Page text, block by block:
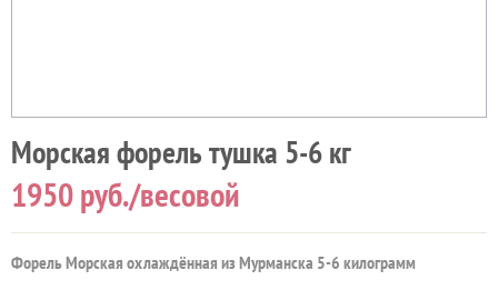
Морская форель тушка 5-6 кг
1950руб./весовой
Форель Морская охлаждённая из Мурманска 5-6 килограмм